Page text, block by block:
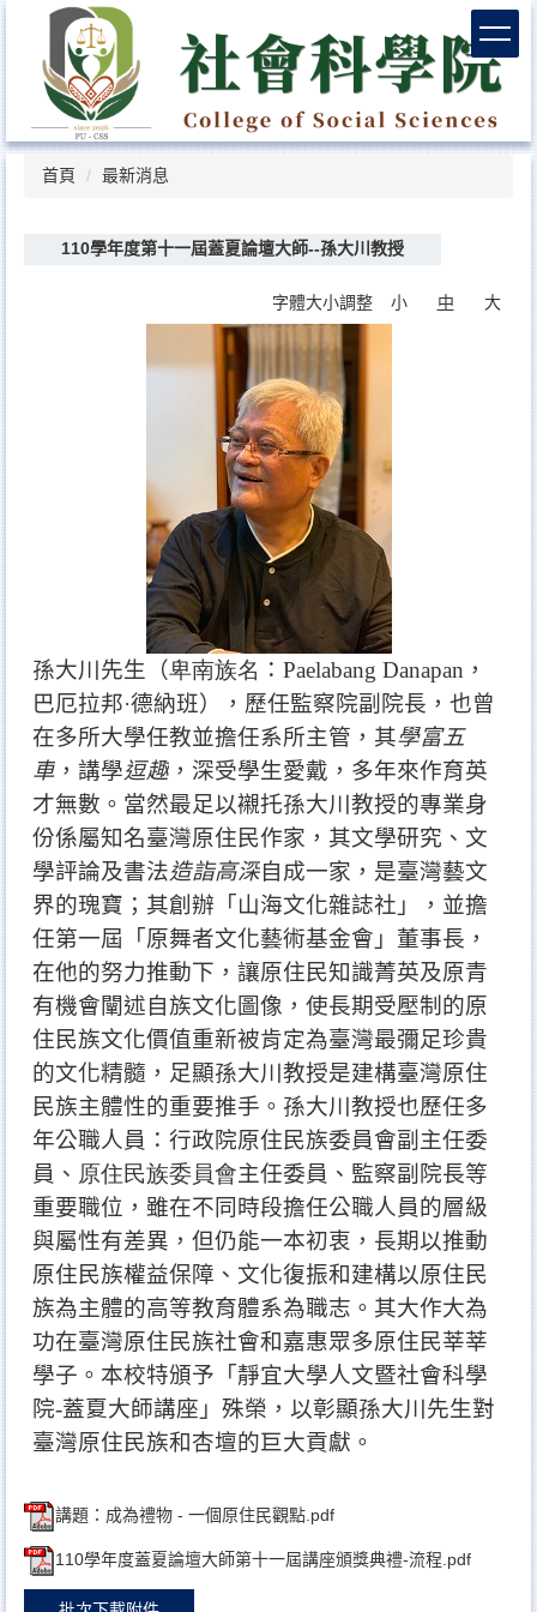
容
首頁 最新消息
110學年度第十一屆蓋夏論壇大師--孫大川教授
字體大小調整 小 中 大
孫大川先生（卑南族名 ：Paelabang Danapan，
巴厄拉邦·德納班），歷任監察院副院長，也曾
在多所大學任教並擔任系所主管，其學富五
車 ，講學逗趣 ，深受學生愛戴 ， 多年來作育英
才無數。當然最足以襯托孫大川教授的專業身
份係屬知名臺灣原住民作家，其文學研究、文
學評論及書法造詣高深自成一家，是臺灣藝文
界的瑰寶；其創辦「山海文化雜誌社」，並擔
任第一屆 「原舞者文化藝術基金會」 董事長，
在他的努力推動下 ，讓原住民知識菁英及原青
有機會闡述自族文化圖像，使長期受壓制的原
住民族文化價值重新被肯定為臺灣最彌足珍貴
的文化精髓，足顯孫大川教授是建構臺灣原住
民族主體性的重要推手 。孫大川教授也歷任多
年公職人員： 行政院原住民族委員會副主任委
員 、 原住民族委員會主任委員 、監察副院長等
重要職位，雖在不同時段擔任公職人員的層級
與屬性有差異，但仍能一本初衷，長期以推動
原住民族權益保障、文化復振和建構以原住民
族為主體的高等教育體系為職志。其大作大為
功在臺灣原住民族社會和嘉惠眾多原住民莘莘
學子。本校特頒予「靜宜大學人文暨社會科學
院-蓋夏大師講座」殊榮，以彰顯孫大川先生對
臺灣原住民族和杏壇的巨大貢獻。
講題：成為禮物 - 一個原住民觀點.pdf
110學年度蓋夏論壇大師第十一屆講座頒獎典禮-流程.pdf